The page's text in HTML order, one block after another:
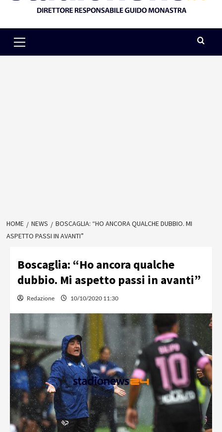
Menu
HOME NEWS
BOSCAGLIA: “HO ANCORA QUALCHE DUBBIO. MI
ASPETTO PASSI IN AVANTI”
Boscaglia: “Ho ancora qualche
dubbio. Mi aspetto passi in avanti”
Redazione 10/10/2020 11:30